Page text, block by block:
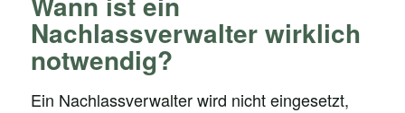
Nachlassverwalter wirklich
notwendig?
Ein Nachlassverwalter wird nicht eingesetzt,